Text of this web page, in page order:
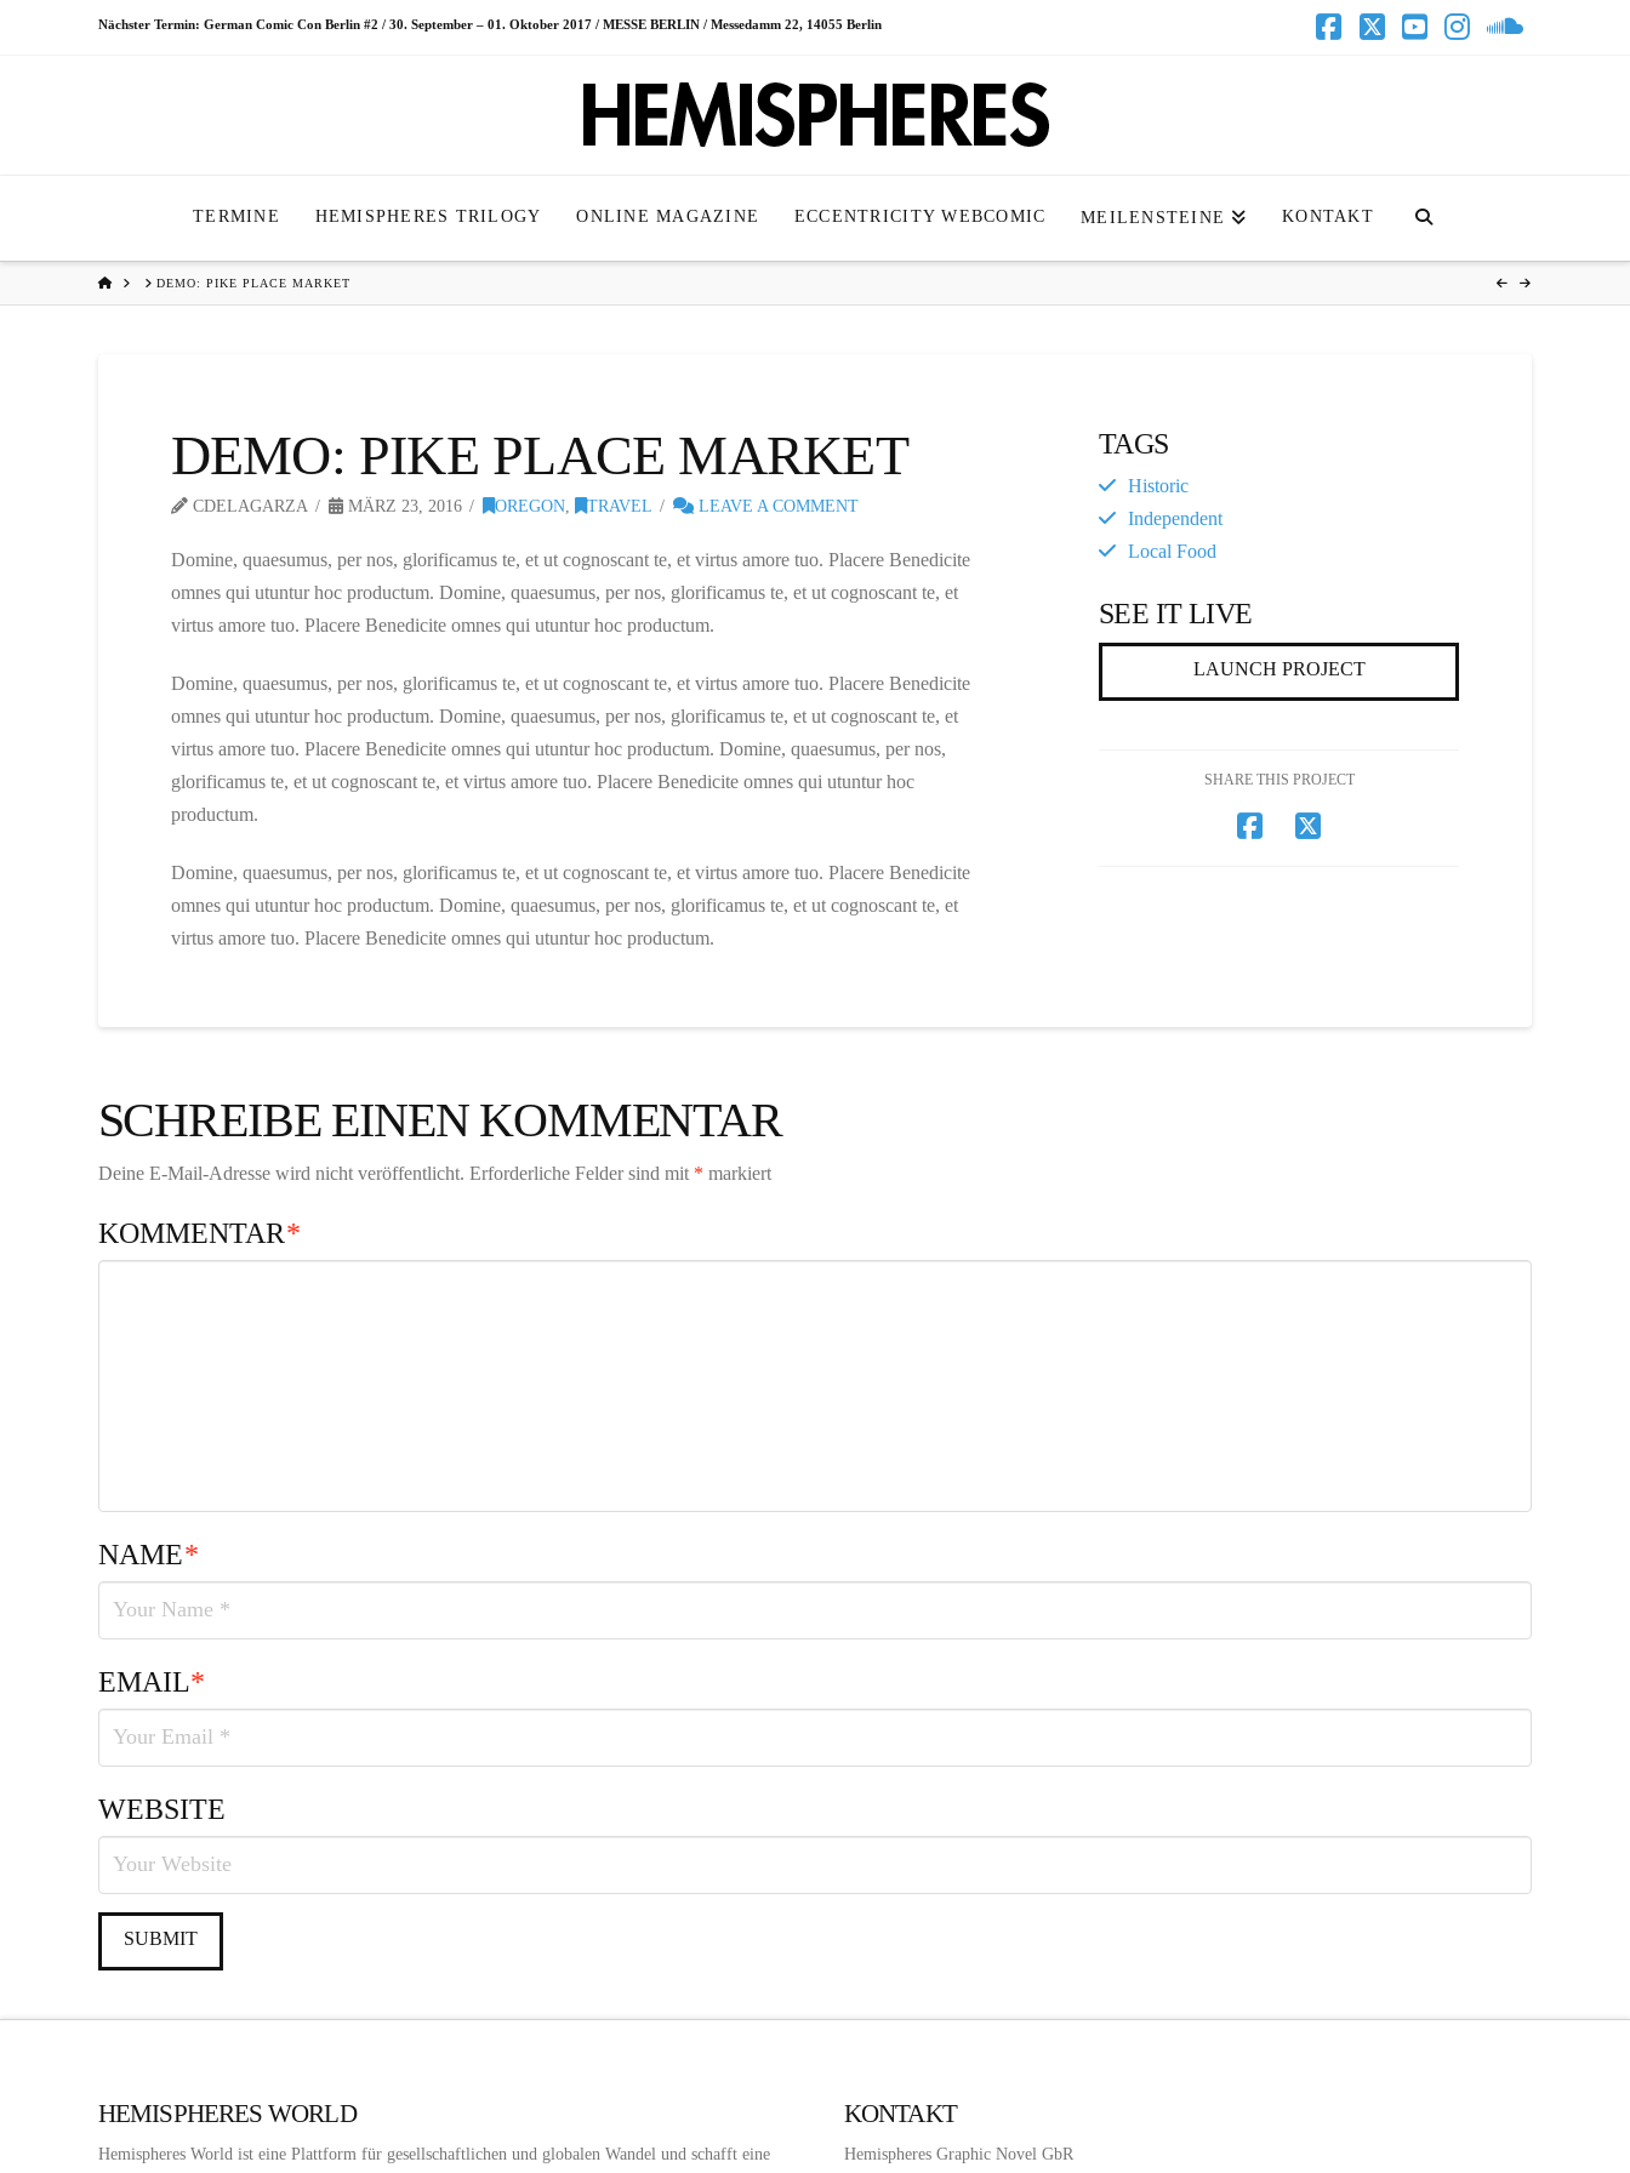
Nächster Termin: German Comic Con Berlin #2 / 30. September – 01. Oktober 2017 / MESSE BERLIN / Messedamm 22, 14055 Berlin
TERMINE HEMISPHERES TRILOGY ONLINE MAGAZINE ECCENTRICITY WEBCOMIC MEILENSTEINE KONTAKT
HOME DEMO: PIKE PLACE MARKET
DEMO: PIKE PLACE MARKET
CDELAGARZA MÄRZ 23, 2016 OREGON, TRAVEL LEAVE A COMMENT
Domine, quaesumus, per nos, glorificamus te, et ut cognoscant te, et virtus amore tuo. Placere Benedicite
omnes qui utuntur hoc productum. Domine, quaesumus, per nos, glorificamus te, et ut cognoscant te, et
virtus amore tuo. Placere Benedicite omnes qui utuntur hoc productum.
Domine, quaesumus, per nos, glorificamus te, et ut cognoscant te, et virtus amore tuo. Placere Benedicite
omnes qui utuntur hoc productum. Domine, quaesumus, per nos, glorificamus te, et ut cognoscant te, et
virtus amore tuo. Placere Benedicite omnes qui utuntur hoc productum. Domine, quaesumus, per nos,
glorificamus te, et ut cognoscant te, et virtus amore tuo. Placere Benedicite omnes qui utuntur hoc
productum.
Domine, quaesumus, per nos, glorificamus te, et ut cognoscant te, et virtus amore tuo. Placere Benedicite
omnes qui utuntur hoc productum. Domine, quaesumus, per nos, glorificamus te, et ut cognoscant te, et
virtus amore tuo. Placere Benedicite omnes qui utuntur hoc productum.
TAGS
Historic
Independent
Local Food
SEE IT LIVE
LAUNCH PROJECT
SHARE THIS PROJECT
SCHREIBE EINEN KOMMENTAR
Deine E-Mail-Adresse wird nicht veröffentlicht. Erforderliche Felder sind mit * markiert
KOMMENTAR*
NAME*
EMAIL*
WEBSITE
HEMISPHERES WORLD
Hemispheres World ist eine Plattform für gesellschaftlichen und globalen Wandel und schafft eine
KONTAKT
Hemispheres Graphic Novel GbR